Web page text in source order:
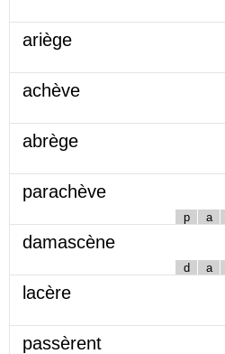
ariège
achève
abrège
parachève
p a
damascène
d a
lacère
passèrent